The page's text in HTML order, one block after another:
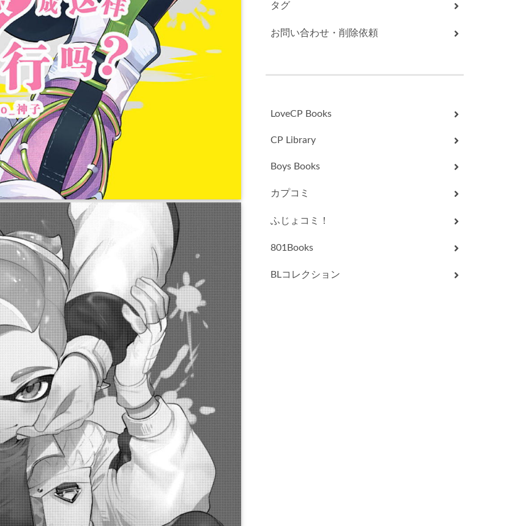
タグ
お問い合わせ・削除依頼
LoveCP Books
CP Library
Boys Books
カプコミ
ふじょコミ！
801Books
BLコレクション